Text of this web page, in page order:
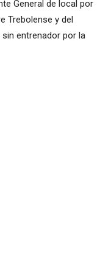
General de local por
Trebolense y del
sin entrenador por la